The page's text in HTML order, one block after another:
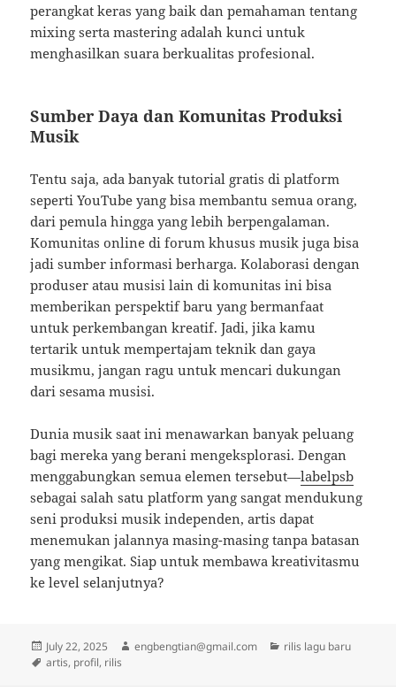
perangkat keras yang baik dan pemahaman tentang
mixing serta mastering adalah kunci untuk
menghasilkan suara berkualitas profesional.
Sumber Daya dan Komunitas Produksi
Musik
Tentu saja, ada banyak tutorial gratis di platform
seperti YouTube yang bisa membantu semua orang,
dari pemula hingga yang lebih berpengalaman.
Komunitas online di forum khusus musik juga bisa
jadi sumber informasi berharga. Kolaborasi dengan
produser atau musisi lain di komunitas ini bisa
memberikan perspektif baru yang bermanfaat
untuk perkembangan kreatif. Jadi, jika kamu
tertarik untuk mempertajam teknik dan gaya
musikmu, jangan ragu untuk mencari dukungan
dari sesama musisi.
Dunia musik saat ini menawarkan banyak peluang
bagi mereka yang berani mengeksplorasi. Dengan
menggabungkan semua elemen tersebut—labelpsb
sebagai salah satu platform yang sangat mendukung
seni produksi musik independen, artis dapat
menemukan jalannya masing-masing tanpa batasan
yang mengikat. Siap untuk membawa kreativitasmu
ke level selanjutnya?
Posted
on
July 22, 2025 Author
engbengtian@gmail.com Categories
rilis lagu baru
Tags
artis, profil, rilis